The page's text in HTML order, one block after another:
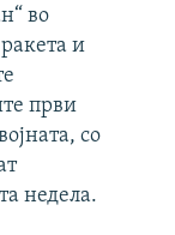
во
и
први
со
недела.